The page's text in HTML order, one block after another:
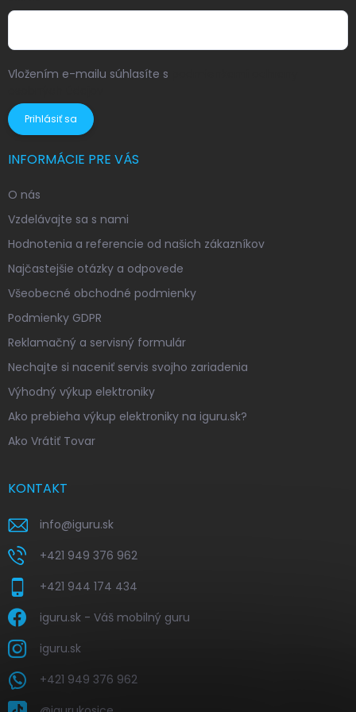
Vložením e-mailu súhlasíte s
Prihlásiť sa
INFORMÁCIE PRE VÁS
O nás
Vzdelávajte sa s nami
Hodnotenia a referencie od našich zákazníkov
Najčastejšie otázky a odpovede
Všeobecné obchodné podmienky
Podmienky GDPR
Reklamačný a servisný formulár
Nechajte si naceniť servis svojho zariadenia
Výhodný výkup elektroniky
Ako prebieha výkup elektroniky na iguru.sk?
Ako Vrátiť Tovar
KONTAKT
info@iguru.sk
+421 949 376 962
+421 944 174 434
iguru.sk - Váš mobilný guru
iguru.sk
+421 949 376 962